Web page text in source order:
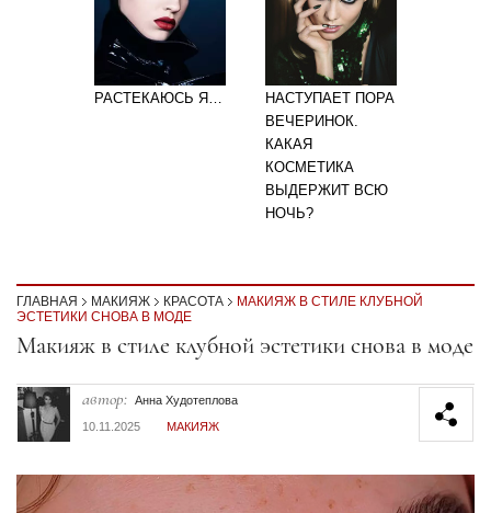
РАСТЕКАЮСЬ Я…
НАСТУПАЕТ ПОРА
ВЕЧЕРИНОК.
КАКАЯ
КОСМЕТИКА
ВЫДЕРЖИТ ВСЮ
НОЧЬ?
ГЛАВНАЯ МАКИЯЖ КРАСОТА
МАКИЯЖ В СТИЛЕ КЛУБНОЙ
ЭСТЕТИКИ СНОВА В МОДЕ
Секция статей
Макияж в стиле клубной эстетики снова в моде
автор: Анна Худотеплова
10.11.2025
МАКИЯЖ